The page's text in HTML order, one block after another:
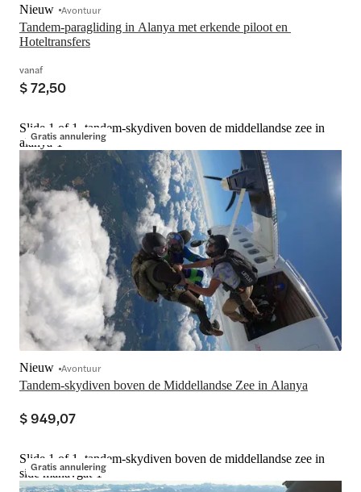
Tandem-paragliding in Alanya met erkende piloot en
Hoteltransfers
Nieuw Avontuur
vanaf
$ 72,50
Gratis annulering
Slide 1 of 1, tandem-skydiven boven de middellandse zee in
alanya-1
Tandem-skydiven boven de Middellandse Zee in Alanya
Nieuw Avontuur
$ 949,07
Gratis annulering
Slide 1 of 1, tandem-skydiven boven de middellandse zee in
side manavgat-1